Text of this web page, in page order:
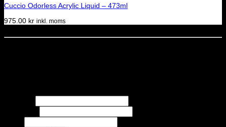
Cuccio Odorless Acrylic Liquid – 473ml
975.00 kr inkl. moms